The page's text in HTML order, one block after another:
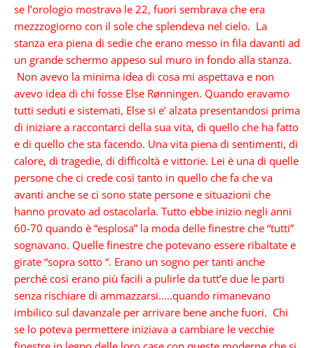
se l’orologio mostrava le 22, fuori sembrava che era
mezzzogiorno con il sole che splendeva nel cielo. La
stanza era piena di sedie che erano messo in fila davanti ad
un grande schermo appeso sul muro in fondo alla stanza.
Non avevo la minima idea di cosa mi aspettava e non
avevo idea di chi fosse Else Rønningen. Quando eravamo
tutti seduti e sistemati, Else si e’ alzata presentandosi prima
di iniziare a raccontarci della sua vita, di quello che ha fatto
e di quello che sta facendo. Una vita piena di sentimenti, di
calore, di tragedie, di difficoltà e vittorie. Lei è una di quelle
persone che ci crede così tanto in quello che fa che va
avanti anche se ci sono state persone e situazioni che
hanno provato ad ostacolarla. Tutto ebbe inizio negli anni
60-70 quando è “esplosa” la moda delle finestre che “tutti”
sognavano. Quelle finestre che potevano essere ribaltate e
girate “sopra sotto “. Erano un sogno per tanti anche
perché così erano più facili a pulirle da tutt’e due le parti
senza rischiare di ammazzarsi…..quando rimanevano
imbilico sul davanzale per arrivare bene anche fuori. Chi
se lo poteva permettere iniziava a cambiare le vecchie